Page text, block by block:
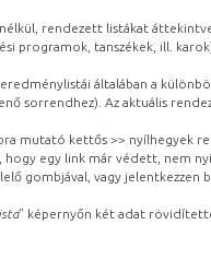
nélkül, rendezett listákat
programok, tanszékek, ill.
általában a
sorrendhez). Az aktuális
mutató kettős >> nyílhegyek
egy link már védett, nem
gombjával, vagy
” képernyőn két adat